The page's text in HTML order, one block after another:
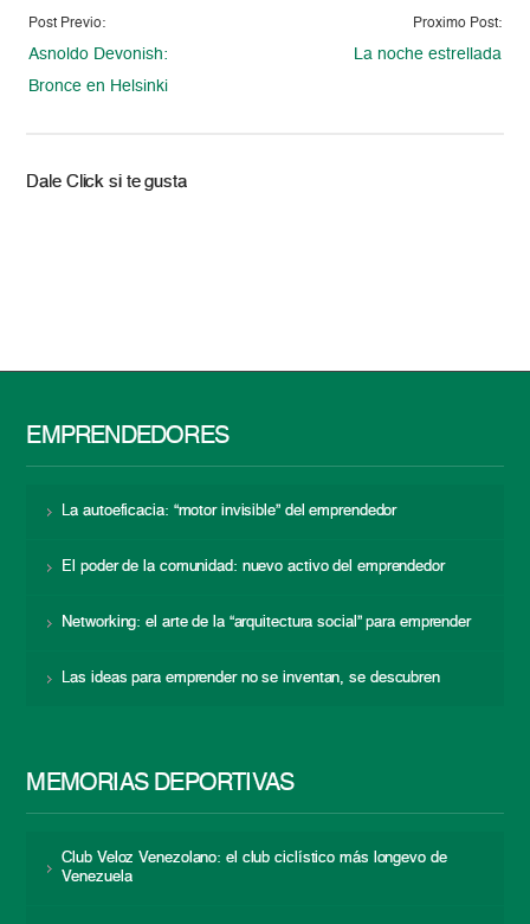
Post Previo:
Asnoldo Devonish:
Bronce en Helsinki
Proximo Post:
La noche estrellada
Dale Click si te gusta
EMPRENDEDORES
La autoeficacia: “motor invisible” del emprendedor
El poder de la comunidad: nuevo activo del emprendedor
Networking: el arte de la “arquitectura social” para emprender
Las ideas para emprender no se inventan, se descubren
MEMORIAS DEPORTIVAS
Club Veloz Venezolano: el club ciclístico más longevo de
Venezuela